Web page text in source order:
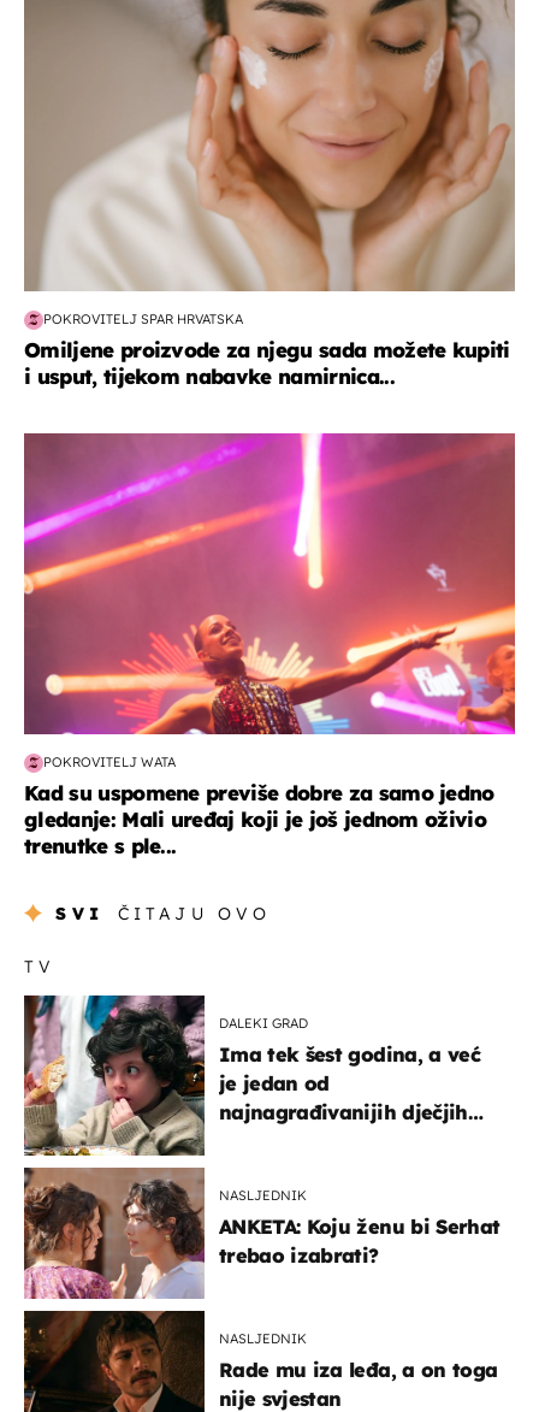
POKROVITELJ SPAR HRVATSKA
Omiljene proizvode za njegu sada možete kupiti
i usput, tijekom nabavke namirnica...
POKROVITELJ WATA
Kad su uspomene previše dobre za samo jedno
gledanje: Mali uređaj koji je još jednom oživio
trenutke s ple...
SVI ČITAJU OVO
TV
DALEKI GRAD
Ima tek šest godina, a već
je jedan od
najnagrađivanijih dječjih
NASLJEDNIK
ANKETA: Koju ženu bi Serhat
trebao izabrati?
NASLJEDNIK
Rade mu iza leđa, a on toga
nije svjestan